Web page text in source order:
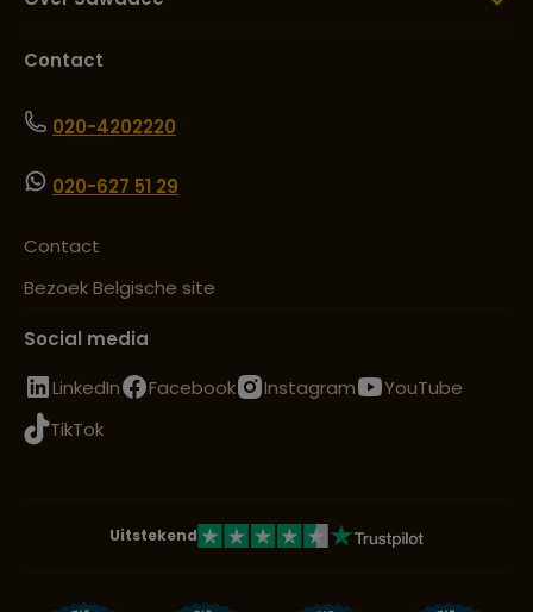
Contact
020-4202220
020-627 51 29
Contact
Bezoek Belgische site
Social media
LinkedIn
Facebook Instagram
YouTube
TikTok
Uitstekend